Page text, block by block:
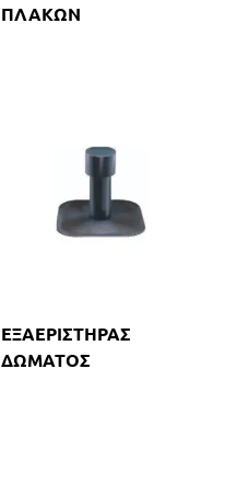
ΠΛΑΚΩΝ
ΕΞΑΕΡΙΣΤΗΡΑΣ
ΔΩΜΑΤΟΣ